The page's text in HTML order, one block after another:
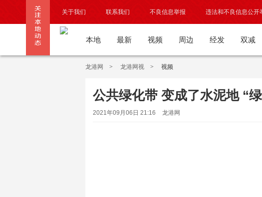
关于我们 联系我们 不良信息举报 违法和不良信息公开
本地 最新 视频 周边 经发 双减
龙港网 > 龙港网视 > 视频
公共绿化带 变成了水泥地 “
2021年09月06日 21:16 龙港网